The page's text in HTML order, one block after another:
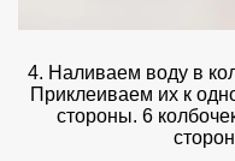
4. Наливаем воду в
Приклеиваем их к
стороны. 6